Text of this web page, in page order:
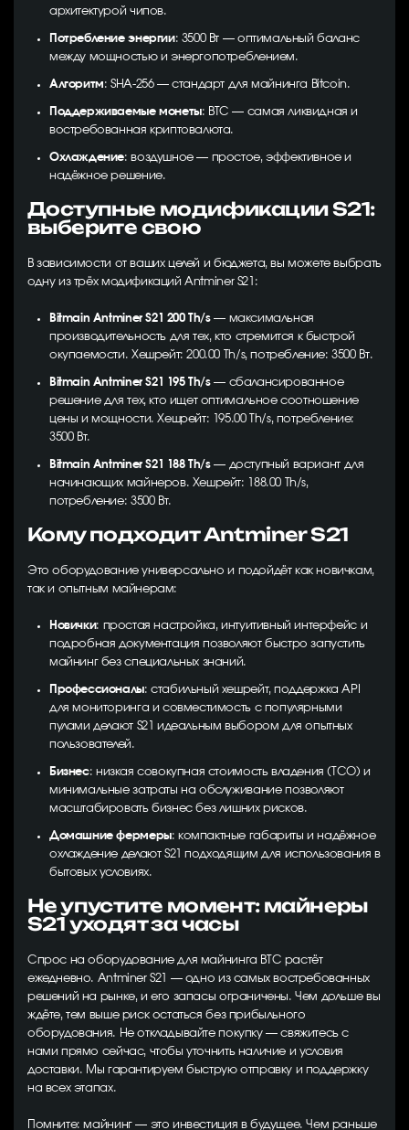
архитектурой чипов.
Потребление энергии: 3500 Вт — оптимальный баланс
между мощностью и энергопотреблением.
Алгоритм: SHA-256 — стандарт для майнинга Bitcoin.
Поддерживаемые монеты: BTC — самая ликвидная и
востребованная криптовалюта.
Охлаждение: воздушное — простое, эффективное и
надёжное решение.
Доступные модификации S21:
выберите свою
В зависимости от ваших целей и бюджета, вы можете выбрать
одну из трёх модификаций Antminer S21:
Bitmain Antminer S21 200 Th/s— максимальная
производительность для тех, кто стремится к быстрой
окупаемости. Хешрейт: 200.00 Th/s, потребление: 3500 Вт.
Bitmain Antminer S21 195 Th/s— сбалансированное
решение для тех, кто ищет оптимальное соотношение
цены и мощности. Хешрейт: 195.00 Th/s, потребление:
3500 Вт.
Bitmain Antminer S21 188 Th/s— доступный вариант для
начинающих майнеров. Хешрейт: 188.00 Th/s,
потребление: 3500 Вт.
Кому подходит Antminer S21
Это оборудование универсально и подойдёт как новичкам,
так и опытным майнерам:
Новички: простая настройка, интуитивный интерфейс и
подробная документация позволяют быстро запустить
майнинг без специальных знаний.
Профессионалы: стабильный хешрейт, поддержка API
для мониторинга и совместимость с популярными
пулами делают S21 идеальным выбором для опытных
пользователей.
Бизнес: низкая совокупная стоимость владения (TCO) и
минимальные затраты на обслуживание позволяют
масштабировать бизнес без лишних рисков.
Домашние фермеры: компактные габариты и надёжное
охлаждение делают S21 подходящим для использования в
бытовых условиях.
Не упустите момент: майнеры
S21 уходят за часы
Спрос на оборудование для майнинга BTC растёт
ежедневно. Antminer S21 — одно из самых востребованных
решений на рынке, и его запасы ограничены. Чем дольше вы
ждёте, тем выше риск остаться без прибыльного
оборудования. Не откладывайте покупку — свяжитесь с
нами прямо сейчас, чтобы уточнить наличие и условия
доставки. Мы гарантируем быструю отправку и поддержку
на всех этапах.
Помните: майнинг — это инвестиция в будущее. Чем раньше